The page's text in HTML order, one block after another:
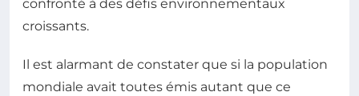
confronté à des défis environnementaux
croissants.
Il est alarmant de constater que si la population
mondiale avait toutes émis autant que ce